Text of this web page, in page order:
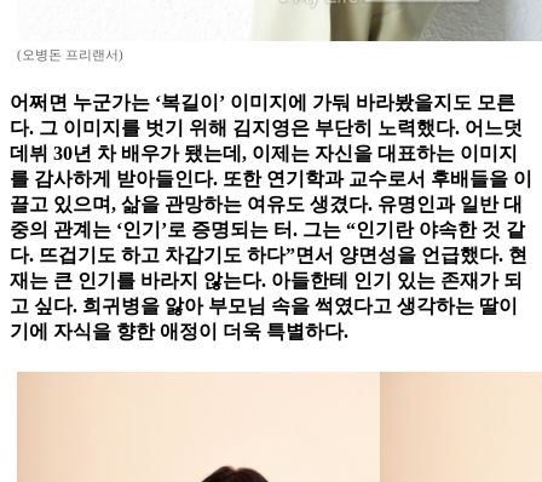
(오병돈 프리랜서)
어쩌면 누군가는 ‘복길이’ 이미지에 가둬 바라봤을지도 모른
다. 그 이미지를 벗기 위해 김지영은 부단히 노력했다. 어느덧
데뷔 30년 차 배우가 됐는데, 이제는 자신을 대표하는 이미지
를 감사하게 받아들인다. 또한 연기학과 교수로서 후배들을 이
끌고 있으며, 삶을 관망하는 여유도 생겼다. 유명인과 일반 대
중의 관계는 ‘인기’로 증명되는 터. 그는 “인기란 야속한 것 같
다. 뜨겁기도 하고 차갑기도 하다”면서 양면성을 언급했다. 현
재는 큰 인기를 바라지 않는다. 아들한테 인기 있는 존재가 되
고 싶다. 희귀병을 앓아 부모님 속을 썩였다고 생각하는 딸이
기에 자식을 향한 애정이 더욱 특별하다.